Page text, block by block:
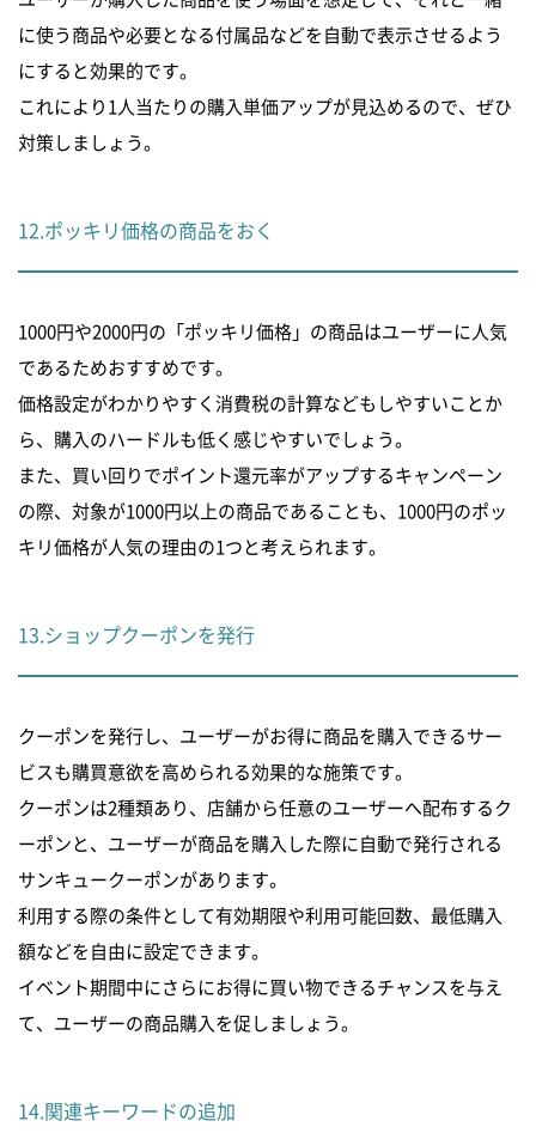
に使う商品や必要となる付属品などを自動で表示させるよう
にすると効果的です。
これにより1人当たりの購入単価アップが見込めるので、ぜひ
対策しましょう。
12.ポッキリ価格の商品をおく
1000円や2000円の「ポッキリ価格」の商品はユーザーに人気
であるためおすすめです。
価格設定がわかりやすく消費税の計算などもしやすいことか
ら、購入のハードルも低く感じやすいでしょう。
また、買い回りでポイント還元率がアップするキャンペーン
の際、対象が1000円以上の商品であることも、1000円のポッ
キリ価格が人気の理由の1つと考えられます。
13.ショップクーポンを発行
クーポンを発行し、ユーザーがお得に商品を購入できるサー
ビスも購買意欲を高められる効果的な施策です。
クーポンは2種類あり、店舗から任意のユーザーへ配布するク
ーポンと、ユーザーが商品を購入した際に自動で発行される
サンキュークーポンがあります。
利用する際の条件として有効期限や利用可能回数、最低購入
額などを自由に設定できます。
イベント期間中にさらにお得に買い物できるチャンスを与え
て、ユーザーの商品購入を促しましょう。
14.関連キーワードの追加